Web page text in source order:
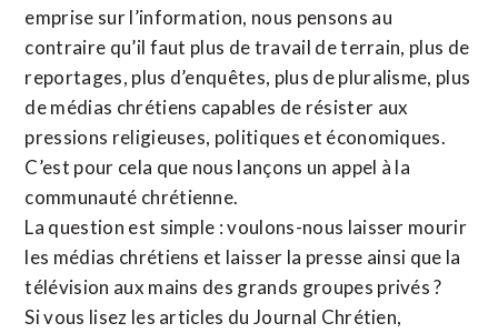
emprise sur l’information, nous pensons au
contraire qu’il faut plus de travail de terrain, plus de
reportages, plus d’enquêtes, plus de pluralisme, plus
de médias chrétiens capables de résister aux
pressions religieuses, politiques et économiques.
C’est pour cela que nous lançons un appel à la
communauté chrétienne.
La question est simple : voulons-nous laisser mourir
les médias chrétiens et laisser la presse ainsi que la
télévision aux mains des grands groupes privés ?
Si vous lisez les articles du Journal Chrétien,